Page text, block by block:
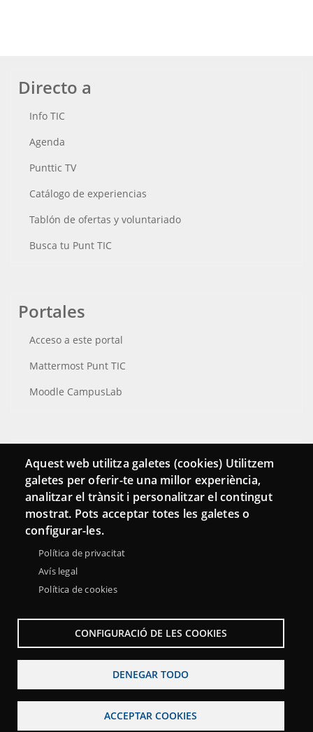
Directo a
Info TIC
Agenda
Punttic TV
Catálogo de experiencias
Tablón de ofertas y voluntariado
Busca tu Punt TIC
Portales
Acceso a este portal
Mattermost Punt TIC
Moodle CampusLab
Conecta
Contacto
Hemeroteca
Aquest web utilitza galetes (cookies) Utilitzem
galetes per oferir-te una millor experiència,
analitzar el trànsit i personalitzar el contingut
mostrat. Pots acceptar totes les galetes o
configurar-les.
Política de privacitat
Avís legal
Política de cookies
CONFIGURACIÓ DE LES COOKIES
DENEGAR TODO
ACCEPTAR COOKIES
Menu
Sobre la Red Punt TIC Aviso legal
Accesibilidad